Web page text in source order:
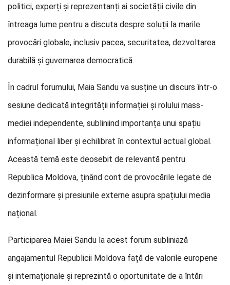
politici, experți și reprezentanți ai societății civile din
întreaga lume pentru a discuta despre soluții la marile
provocări globale, inclusiv pacea, securitatea, dezvoltarea
durabilă și guvernarea democratică.
În cadrul forumului, Maia Sandu va susține un discurs într-o
sesiune dedicată integrității informației și rolului mass-
mediei independente, subliniind importanța unui spațiu
informațional liber și echilibrat în contextul actual global.
Această temă este deosebit de relevantă pentru
Republica Moldova, ținând cont de provocările legate de
dezinformare și presiunile externe asupra spațiului media
național.
Participarea Maiei Sandu la acest forum subliniază
angajamentul Republicii Moldova față de valorile europene
și internaționale și reprezintă o oportunitate de a întări